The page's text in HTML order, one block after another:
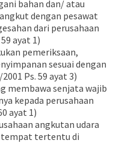
bahan dan/ atau
dengan pesawat
dari perusahaan
ayat 1)
pemeriksaan,
sesuai dengan
Ps. 59 ayat 3)
membawa senjata wajib
kepada perusahaan
ayat 1)
angkutan udara
tempat tertentu di